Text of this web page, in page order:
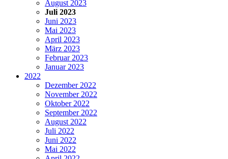
August 2023
Juli 2023
Juni 2023
Mai 2023
April 2023
März 2023
Februar 2023
Januar 2023
2022
Dezember 2022
November 2022
Oktober 2022
September 2022
August 2022
Juli 2022
Juni 2022
Mai 2022